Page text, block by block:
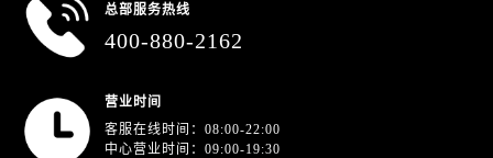
总部服务热线
400-880-2162
营业时间
客服在线时间：08:00-22:00
中心营业时间：09:00-19:30